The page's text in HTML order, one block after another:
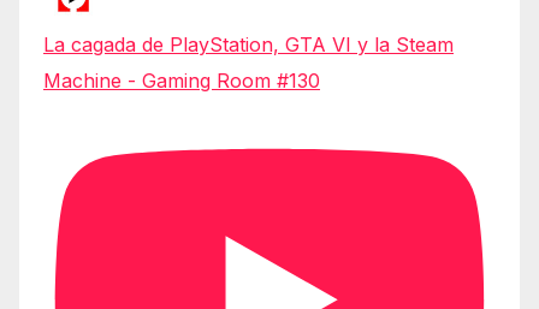
La cagada de PlayStation, GTA VI y la Steam
Machine - Gaming Room #130